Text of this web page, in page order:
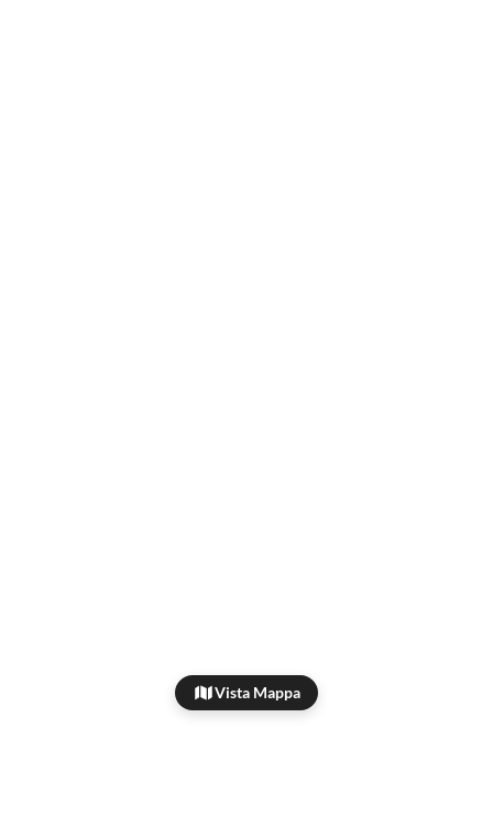
Vista Mappa